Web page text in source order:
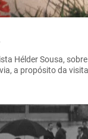
Hélder Sousa,
a propósito da